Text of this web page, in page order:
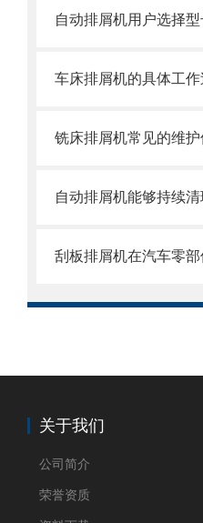
车床排屑机的具体工
铣床排屑机常见的维
自动排屑机能够持续
关于我们
公司简介
荣誉资质